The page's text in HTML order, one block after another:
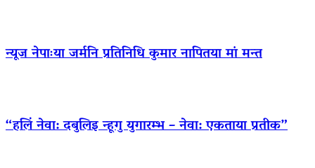
न्यूज नेपाःया जर्मनि प्रतिनिधि कुमार नापितया मां मन्त
“हलिं नेवा: दबुलिइ न्हूगु युगारम्भ – नेवा: एकताया प्रतीक”